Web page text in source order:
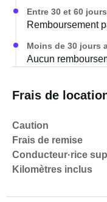
Entre 30 et 60
Remboursement
Moins de 30 jours
Aucun
Frais de
Caution
Frais de remise
Conducteur·rice
Kilomètres inclus